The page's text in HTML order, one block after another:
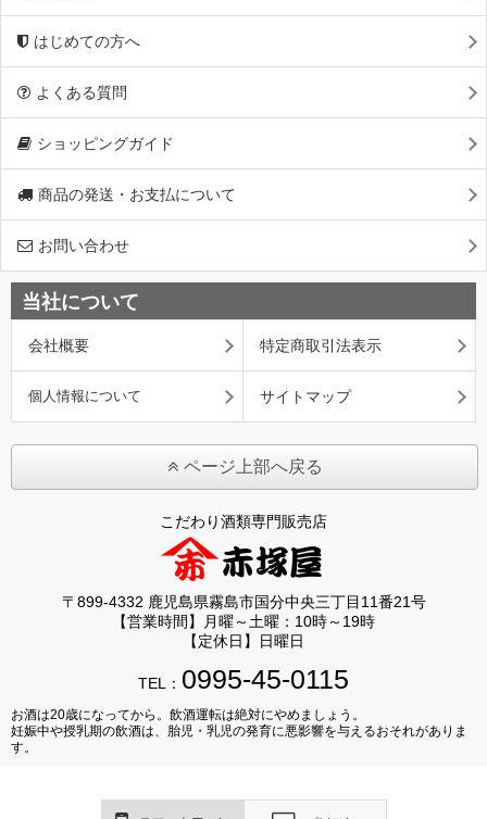
はじめての方へ
よくある質問
ショッピングガイド
商品の発送・お支払について
お問い合わせ
当社について
会社概要 特定商取引法表示
個人情報について サイトマップ
ページ上部へ戻る
こだわり酒類専門販売店
〒899-4332 鹿児島県霧島市国分中央三丁目11番21号
【営業時間】月曜～土曜：10時～19時
【定休日】日曜日
TEL： 0995-45-0115
お酒は20歳になってから。飲酒運転は絶対にやめましょう。
妊娠中や授乳期の飲酒は、胎児・乳児の発育に悪影響を与えるおそれがありま
す。